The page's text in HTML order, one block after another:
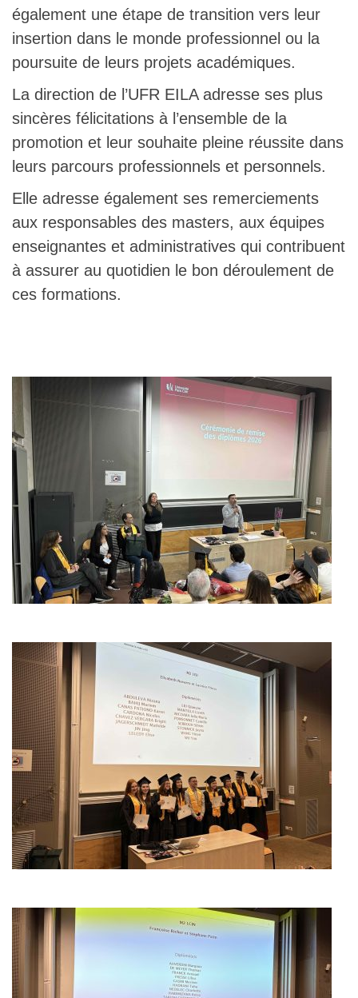
également une étape de transition vers leur
insertion dans le monde professionnel ou la
poursuite de leurs projets académiques.
La direction de l’UFR EILA adresse ses plus
sincères félicitations à l’ensemble de la
promotion et leur souhaite pleine réussite dans
leurs parcours professionnels et personnels.
Elle adresse également ses remerciements
aux responsables des masters, aux équipes
enseignantes et administratives qui contribuent
à assurer au quotidien le bon déroulement de
ces formations.